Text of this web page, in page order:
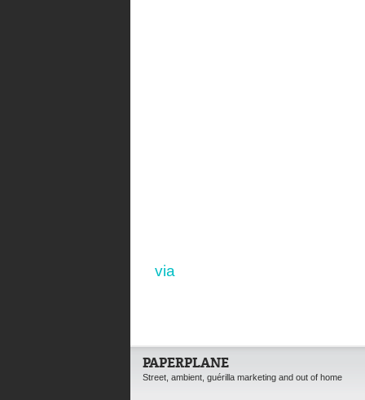
via
PAPERPLANE
Street, ambient, guérilla marketing and out of home